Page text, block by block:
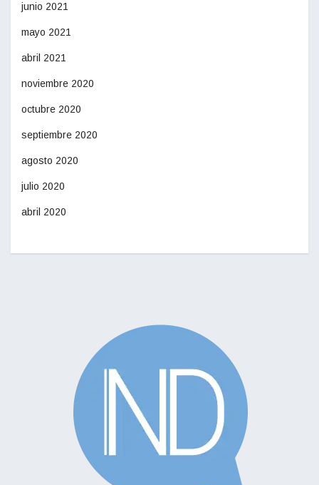
junio 2021
mayo 2021
abril 2021
noviembre 2020
octubre 2020
septiembre 2020
agosto 2020
julio 2020
abril 2020